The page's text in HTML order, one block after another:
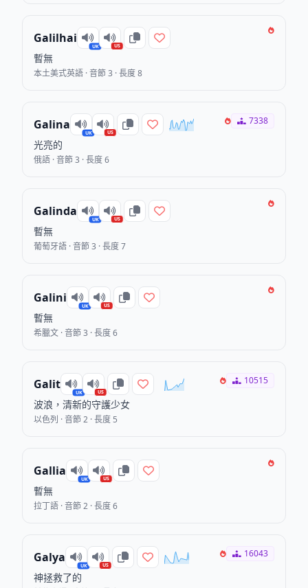
Galilhai
UK US
暫無
本土美式英語 · 音節 3 · 長度 8
Galina
UK US
光亮的
俄語 · 音節 3 · 長度 6
7338
Galinda
UK US
暫無
葡萄牙語 · 音節 3 · 長度 7
Galini
UK US
暫無
希臘文 · 音節 3 · 長度 6
Galit
UK US
波浪，清新的守護少女
以色列 · 音節 2 · 長度 5
10515
Gallia
UK US
暫無
拉丁語 · 音節 2 · 長度 6
Galya
UK US
神拯救了的
16043